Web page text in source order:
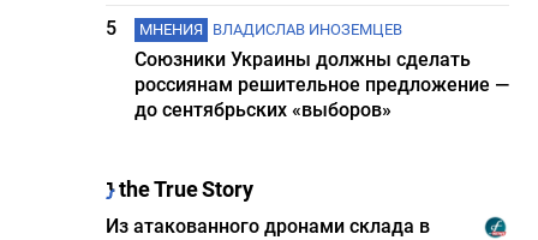
5
МНЕНИЯ ВЛАДИСЛАВ ИНОЗЕМЦЕВ
Союзники Украины должны сделать
россиянам решительное предложение —
до сентябрьских «выборов»